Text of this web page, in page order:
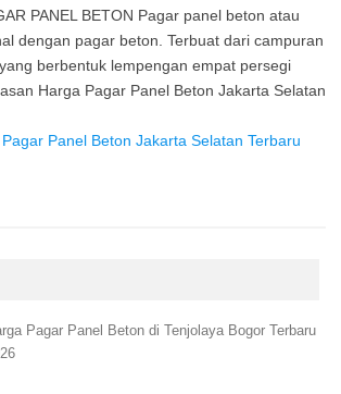
PANEL BETON Pagar panel beton atau
dengan pagar beton. Terbuat dari campuran
berbentuk lempengan empat persegi
Harga Pagar Panel Beton Jakarta Selatan
Panel Beton Jakarta Selatan Terbaru
Pagar Panel Beton di Tenjolaya Bogor Terbaru